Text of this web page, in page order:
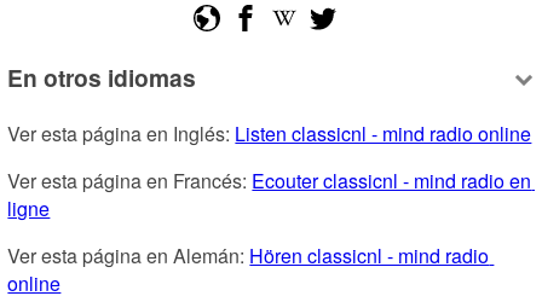
En otros idiomas
Ver esta página en Inglés: Listen classicnl - mind radio online
Ver esta página en Francés: Ecouter classicnl - mind radio en
ligne
Ver esta página en Alemán: Hören classicnl - mind radio
online